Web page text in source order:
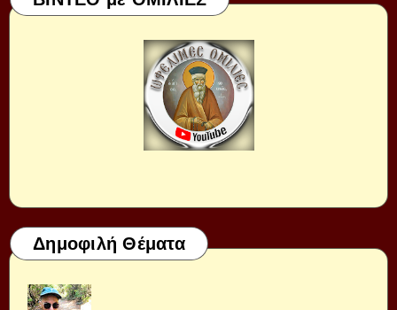
Δημοφιλή Θέματα